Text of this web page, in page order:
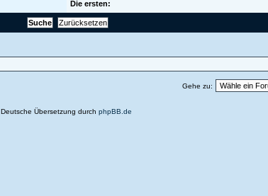
Die ersten:
Gehe zu:
Deutsche Übersetzung durchphpBB.de